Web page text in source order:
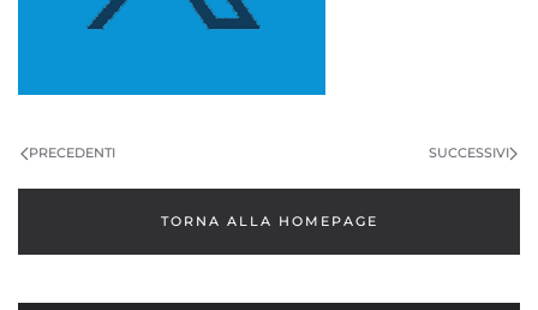
PRECEDENTI SUCCESSIVI
TORNA ALLA HOMEPAGE